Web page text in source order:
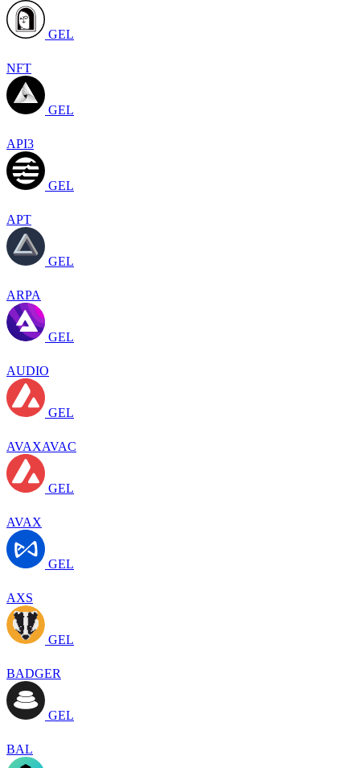
GEL
NFT
GEL
API3
GEL
APT
GEL
ARPA
GEL
AUDIO
GEL
AVAXAVAC
GEL
AVAX
GEL
AXS
GEL
BADGER
GEL
BAL